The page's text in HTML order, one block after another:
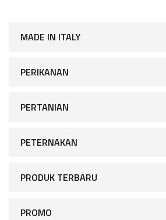
MADE IN ITALY
PERIKANAN
PERTANIAN
PETERNAKAN
PRODUK TERBARU
PROMO